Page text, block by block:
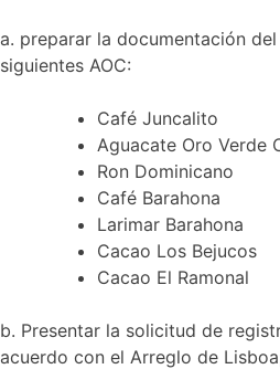
a. preparar la documentación
siguientes AOC:
Café Juncalito
Aguacate Oro Verde
Ron Dominicano
Café Barahona
Larimar Barahona
Cacao Los Bejucos
Cacao El Ramonal
b. Presentar la solicitud de
acuerdo con el Arreglo de